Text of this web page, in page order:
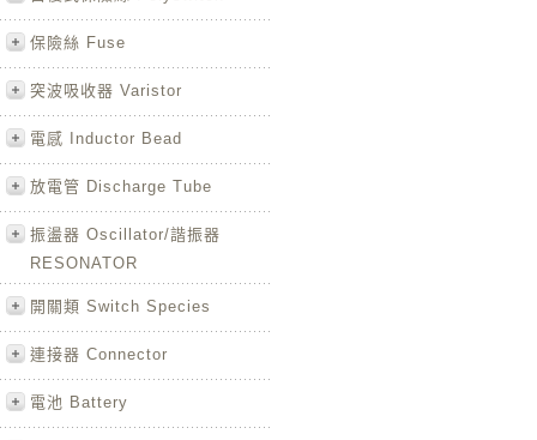
保險絲 Fuse
突波吸收器 Varistor
電感 Inductor Bead
放電管 Discharge Tube
振盪器 Oscillator/諧振器
RESONATOR
開關類 Switch Species
連接器 Connector
電池 Battery